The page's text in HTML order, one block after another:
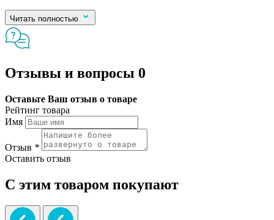
Читать полностью
Отзывы и вопросы 0
Оставьте Ваш отзыв о товаре
Рейтинг товара
Имя
Отзыв *
Оставить отзыв
С этим товаром покупают